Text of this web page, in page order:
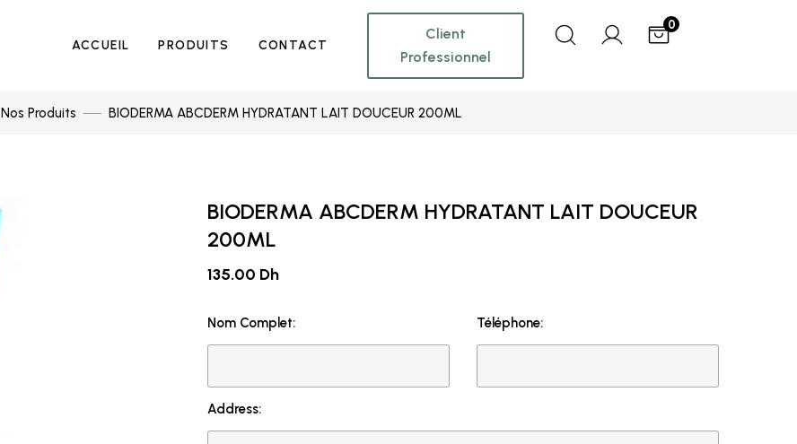
ACCUEIL PRODUITS CONTACT
Client
Professionnel
0
Nos Produits BIODERMA ABCDERM HYDRATANT LAIT DOUCEUR 200ML
BIODERMA ABCDERM HYDRATANT LAIT DOUCEUR
200ML
135.00 Dh
Nom Complet: Téléphone:
Address: